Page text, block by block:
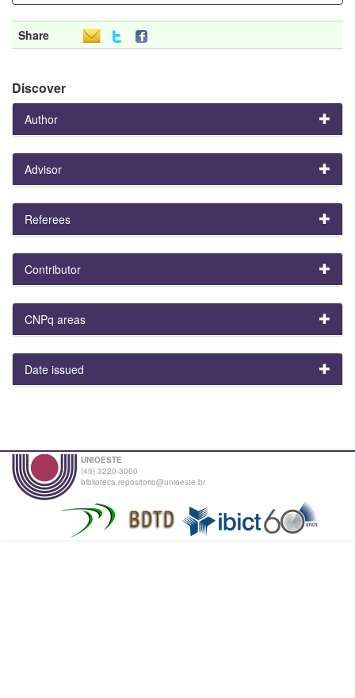
Share
Discover
Author
Advisor
Referees
Contributor
CNPq areas
Date issued
UNIOESTE
(45) 3220-3000
biblioteca.repositorio@unioeste.br